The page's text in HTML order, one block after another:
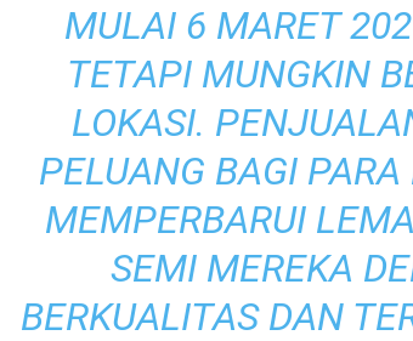
MULAI 6 MARET
TETAPI MUNGKIN
LOKASI.
PELUANG BAGI
MEMPERBARUI
SEMI MEREKA
BERKUALITAS DAN